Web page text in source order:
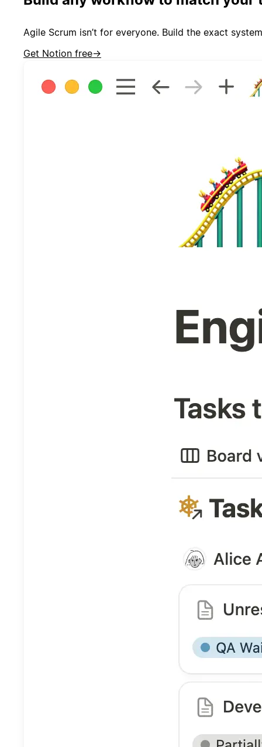
Agile Scrum isn’t for everyone. Build the exact
Get Notion free→